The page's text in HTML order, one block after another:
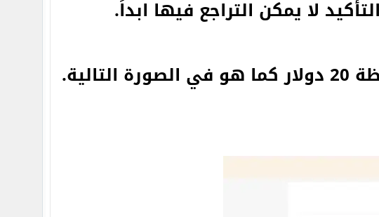
لا يمكن التراجع فيها ابداً.